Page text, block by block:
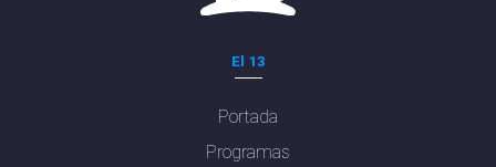
El 13
Portada
Programas